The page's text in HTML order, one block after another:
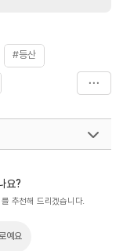
#등산
요?
추천해 드리겠습니다.
예요